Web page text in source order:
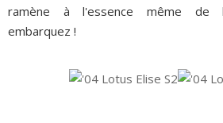
ramène à l'essence même de
embarquez !